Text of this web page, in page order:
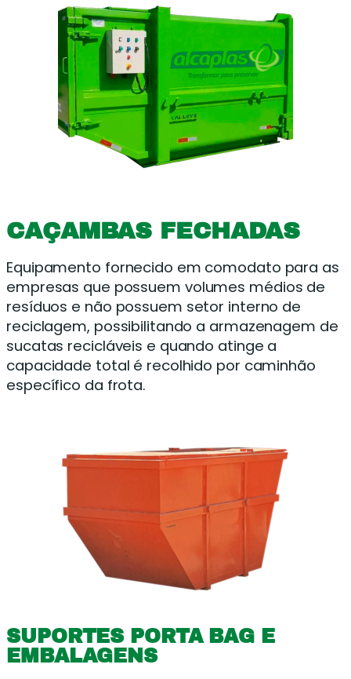
CAÇAMBAS FECHADAS
Equipamento fornecido em comodato para as
empresas que possuem volumes médios de
resíduos e não possuem setor interno de
reciclagem, possibilitando a armazenagem de
sucatas recicláveis e quando atinge a
capacidade total é recolhido por caminhão
específico da frota.
SUPORTES PORTA BAG E
EMBALAGENS